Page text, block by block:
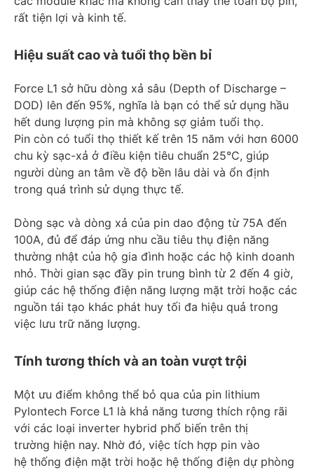
rất tiện lợi và kinh tế.
Hiệu suất cao và tuổi thọ bền bỉ
Force L1 sở hữu dòng xả sâu (Depth of Discharge –
DOD) lên đến 95%, nghĩa là bạn có thể sử dụng hầu
hết dung lượng pin mà không sợ giảm tuổi thọ.
Pin còn có tuổi thọ thiết kế trên 15 năm với hơn 6000
chu kỳ sạc-xả ở điều kiện tiêu chuẩn 25°C, giúp
người dùng an tâm về độ bền lâu dài và ổn định
trong quá trình sử dụng thực tế.
Dòng sạc và dòng xả của pin dao động từ 75A đến
100A, đủ để đáp ứng nhu cầu tiêu thụ điện năng
thường nhật của hộ gia đình hoặc các hộ kinh doanh
nhỏ. Thời gian sạc đầy pin trung bình từ 2 đến 4 giờ,
giúp các hệ thống điện năng lượng mặt trời hoặc các
nguồn tái tạo khác phát huy tối đa hiệu quả trong
việc lưu trữ năng lượng.
Tính tương thích và an toàn vượt trội
Một ưu điểm không thể bỏ qua của pin lithium
Pylontech Force L1 là khả năng tương thích rộng rãi
với các loại inverter hybrid phổ biến trên thị
trường hiện nay. Nhờ đó, việc tích hợp pin vào
hệ thống điện mặt trời hoặc hệ thống điện dự phòng